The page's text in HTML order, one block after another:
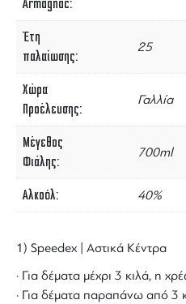
Armagnac
Έτη
παλαίωσης
25
Χώρα
Προέλευσης
Γαλλία
Μέγεθος
Φιάλης
700ml
Αλκοόλ 40%
1) Speedex | Αστικά Κέντρα
· Για δέματα μέχρι 3 κιλά, η
· Για δέματα παραπάνω από 3